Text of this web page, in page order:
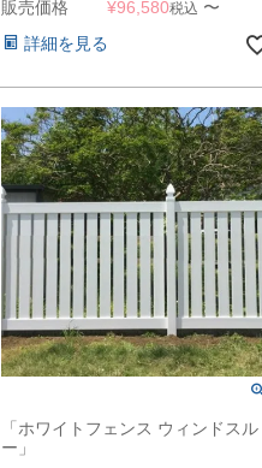
【滋賀・京都・大阪のみ対応可能】
販売価格 ¥96,580税込 〜
詳細を見る
「ホワイトフェンス ウィンドスル
ー」